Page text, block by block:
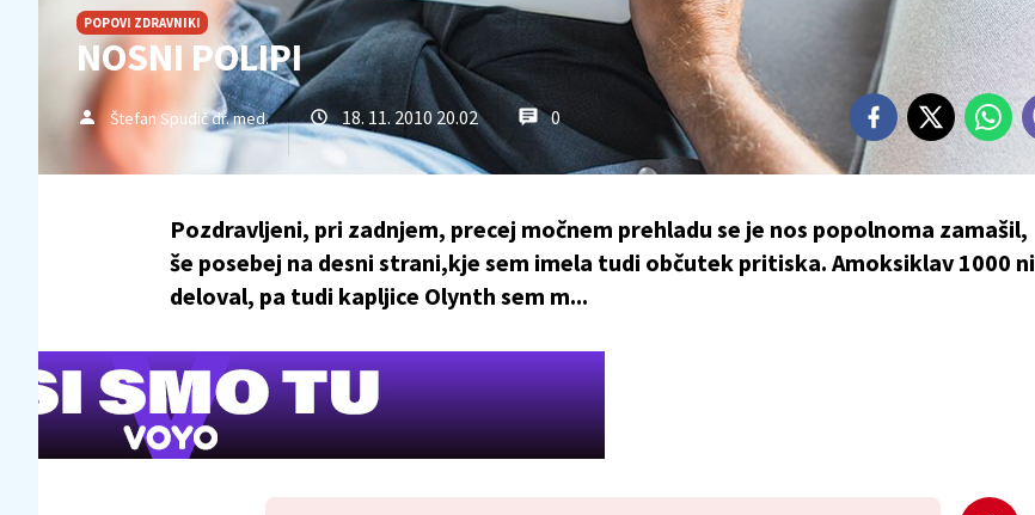
POPOVI ZDRAVNIKI
NOSNI POLIPI
Štefan Spudič dr. med. 18. 11. 2010 20.02 0
Pozdravljeni, pri zadnjem, precej močnem prehladu se je nos popolnoma zamašil,
še posebej na desni strani,kje sem imela tudi občutek pritiska. Amoksiklav 1000 ni
deloval, pa tudi kapljice Olynth sem m...